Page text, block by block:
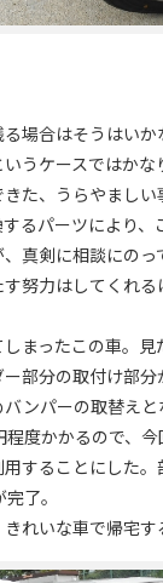
場合はそうはい
うケースではかな
た、うらやましい
るパーツにより、
真剣に相談にの
努力はしてくれる
まったこの車。見
部分の取付け部分
ンパーの取替えと
度かかるので、
することにした。
了。
れいな車で帰宅す